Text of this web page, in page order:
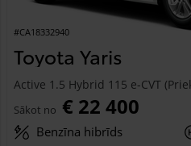
#CA18332940
Toyota Yaris
Active 1.5 Hybrid 115 e-CVT
Sākot no € 22 400
Benzīna hibrīds